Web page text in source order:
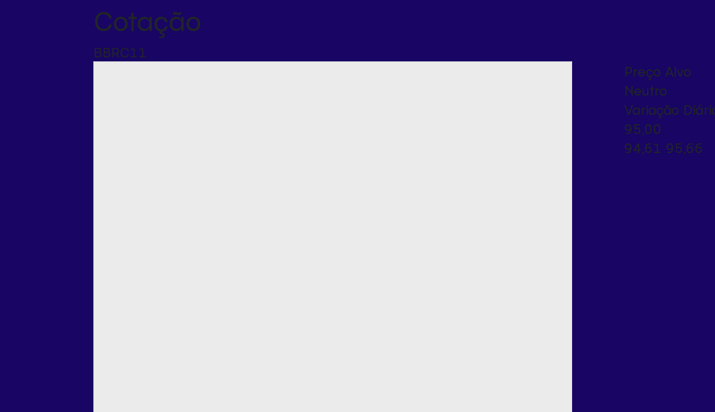
Cotação
BBRC11
Preço Alvo
Neutro
Variação
95,00
94,61 95,66